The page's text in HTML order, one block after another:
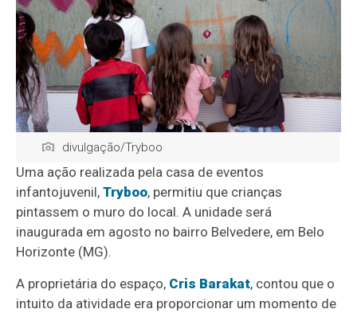
divulgação/Tryboo
Uma ação realizada pela casa de eventos
infantojuvenil,Tryboo, permitiu que crianças
pintassem o muro do local. A unidade será
inaugurada em agosto no bairro Belvedere, em Belo
Horizonte (MG).
A proprietária do espaço, Cris Barakat, contou que o
intuito da atividade era proporcionar um momento de